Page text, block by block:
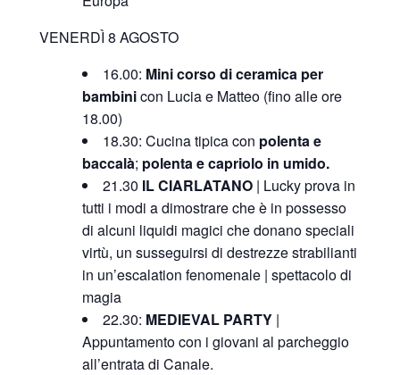
VENERDÌ 8 AGOSTO
16.00: Mini corso di ceramica per
bambinicon Lucia e Matteo (fino alle ore
18.00)
18.30: Cucina tipica con polenta e
baccalà; polenta e capriolo in umido.
21.30 IL CIARLATANO | Lucky prova in
tutti i modi a dimostrare che è in possesso
di alcuni liquidi magici che donano speciali
virtù, un susseguirsi di destrezze strabilianti
in un’escalation fenomenale | spettacolo di
magia
22.30: MEDIEVAL PARTY |
Appuntamento con i giovani al parcheggio
all’entrata di Canale.